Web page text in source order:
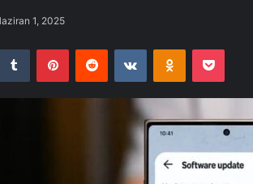
1, 2025
Tumblr PinterestReddit VKontakteOdnoklassniki
Pocket